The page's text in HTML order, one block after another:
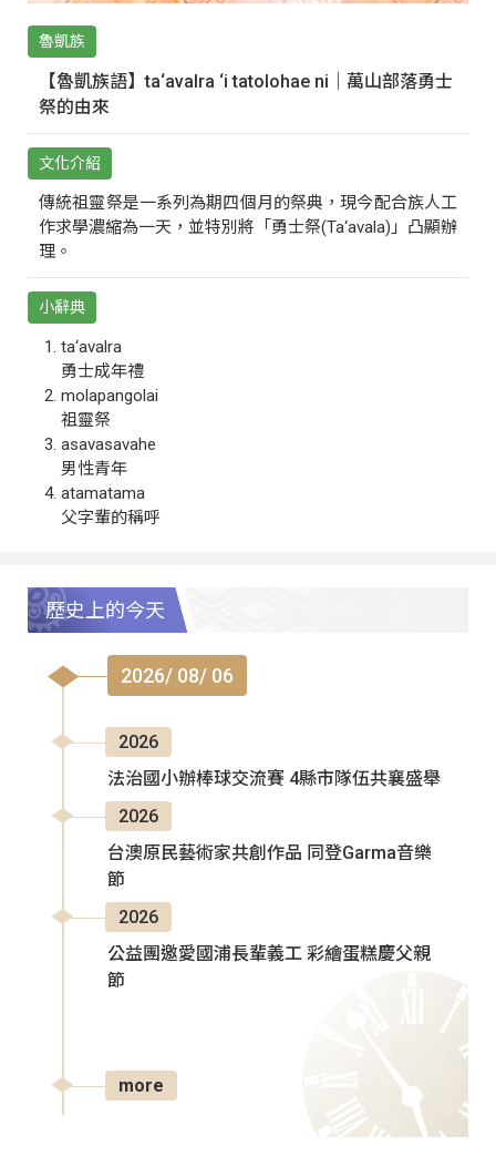
魯凱族
【魯凱族語】ta‘avalra ‘i tatolohae ni｜萬山部落勇士
祭的由來
文化介紹
傳統祖靈祭是一系列為期四個月的祭典，現今配合族人工
作求學濃縮為一天，並特別將「勇士祭(Ta‘avala)」凸顯辦
理。
小辭典
ta‘avalra
勇士成年禮
molapangolai
祖靈祭
asavasavahe
男性青年
atamatama
父字輩的稱呼
歷史上的今天
2026/ 08/ 06
2026
法治國小辦棒球交流賽 4縣市隊伍共襄盛舉
2026
台澳原民藝術家共創作品 同登Garma音樂
節
2026
公益團邀愛國浦長輩義工 彩繪蛋糕慶父親
節
more